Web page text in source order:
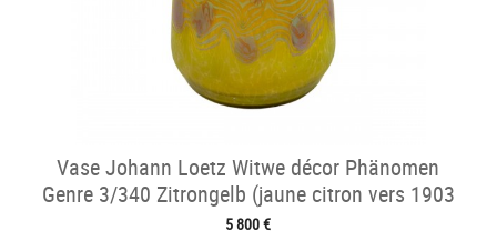
Vase Johann Loetz Witwe décor Phänomen
Genre 3/340 Zitrongelb (jaune citron vers 1903
5 800 €